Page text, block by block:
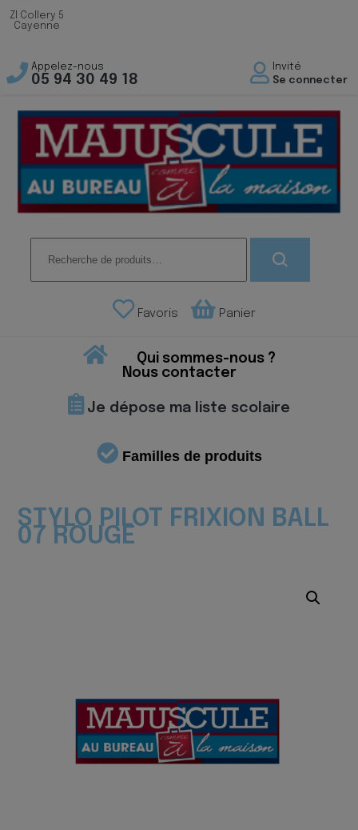
ZI Collery 5
Cayenne
Appelez-nous
05 94 30 49 18
Invité
Se connecter
pour :
Favoris Panier
Qui sommes-nous ?
Nous contacter
Je dépose ma liste scolaire
Familles de produits
STYLO PILOT FRIXION BALL
07 ROUGE